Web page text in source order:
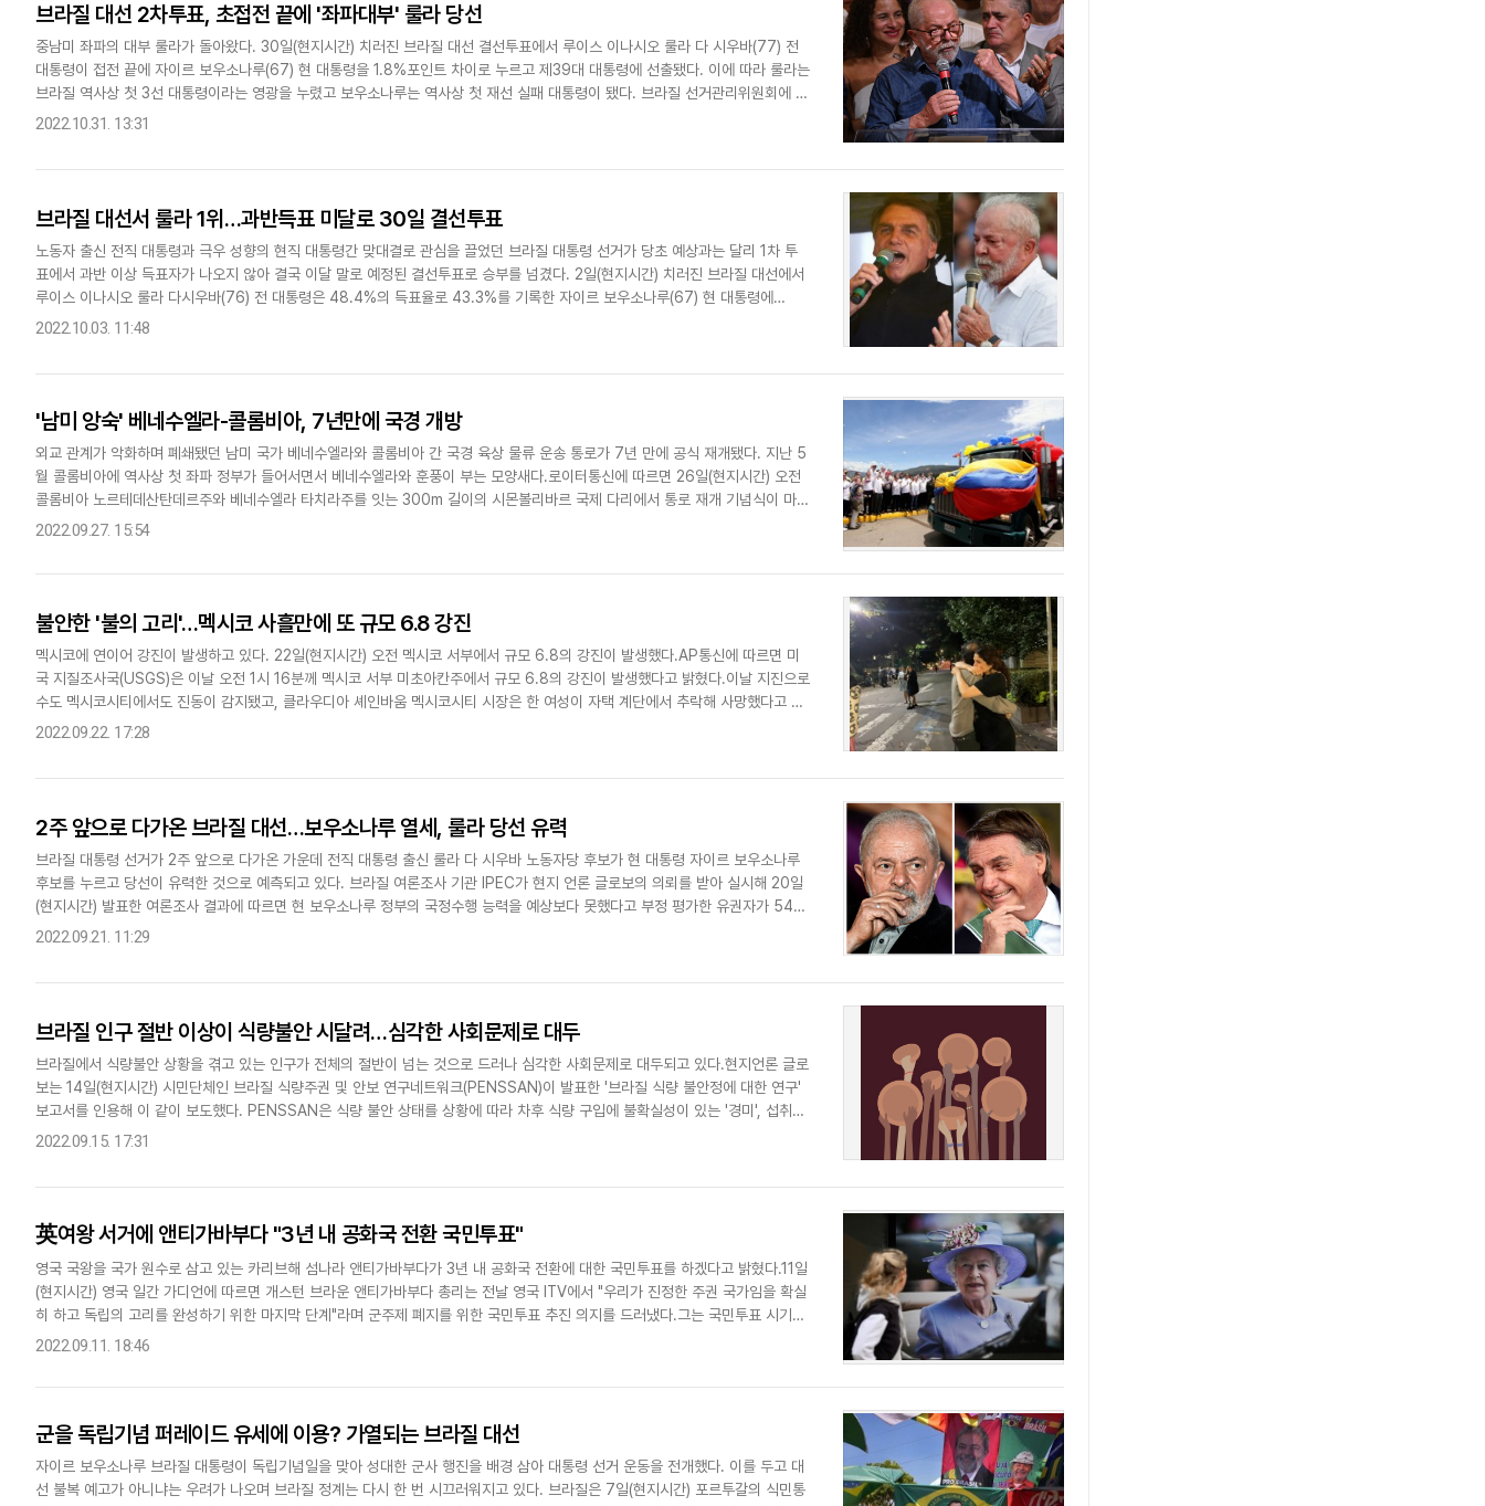
브라질 대선 2차투표, 초접전 끝에 '좌파대부' 룰라 당선
중남미 좌파의 대부 룰라가 돌아왔다. 30일(현지시간) 치러진 브라질 대선 결선투표에서 루이스 이나시오 룰라 다 시우바(77) 전
대통령이 접전 끝에 자이르 보우소나루(67) 현 대통령을 1.8%포인트 차이로 누르고 제39대 대통령에 선출됐다. 이에 따라 룰라는
브라질 역사상 첫 3선 대통령이라는 영광을 누렸고 보우소나루는 역사상 첫 재선 실패 대통령이 됐다. 브라질 선거관리위원회에 따
르면 이날 오후 5시부터 시작된 개표 초반에는 보우소나루..
2022.10.31. 13:31
브라질 대선서 룰라 1위…과반득표 미달로 30일 결선투표
노동자 출신 전직 대통령과 극우 성향의 현직 대통령간 맞대결로 관심을 끌었던 브라질 대통령 선거가 당초 예상과는 달리 1차 투
표에서 과반 이상 득표자가 나오지 않아 결국 이달 말로 예정된 결선투표로 승부를 넘겼다. 2일(현지시간) 치러진 브라질 대선에서
루이스 이나시오 룰라 다시우바(76) 전 대통령은 48.4%의 득표율로 43.3%를 기록한 자이르 보우소나루(67) 현 대통령에
5.1%포인트 차이로 승리했다. 이번 대선에 출마한 총 11명의..
2022.10.03. 11:48
'남미 앙숙' 베네수엘라-콜롬비아, 7년만에 국경 개방
외교 관계가 악화하며 폐쇄됐던 남미 국가 베네수엘라와 콜롬비아 간 국경 육상 물류 운송 통로가 7년 만에 공식 재개됐다. 지난 5
월 콜롬비아에 역사상 첫 좌파 정부가 들어서면서 베네수엘라와 훈풍이 부는 모양새다.로이터통신에 따르면 26일(현지시간) 오전
콜롬비아 노르테데산탄데르주와 베네수엘라 타치라주를 잇는 300m 길이의 시몬볼리바르 국제 다리에서 통로 재개 기념식이 마련
됐다. 구스타보 페트로 콜롬비아 대통령은 직접 시몬 볼리바르 다리를 건..
2022.09.27. 15:54
불안한 '불의 고리'…멕시코 사흘만에 또 규모 6.8 강진
멕시코에 연이어 강진이 발생하고 있다. 22일(현지시간) 오전 멕시코 서부에서 규모 6.8의 강진이 발생했다.AP통신에 따르면 미
국 지질조사국(USGS)은 이날 오전 1시 16분께 멕시코 서부 미초아칸주에서 규모 6.8의 강진이 발생했다고 밝혔다.이날 지진으로
수도 멕시코시티에서도 진동이 감지됐고, 클라우디아 셰인바움 멕시코시티 시장은 한 여성이 자택 계단에서 추락해 사망했다고 전
했다.또 중부에 있는 도시 우루아판에서 건물이 손상됐으며, 미초..
2022.09.22. 17:28
2주 앞으로 다가온 브라질 대선…보우소나루 열세, 룰라 당선 유력
브라질 대통령 선거가 2주 앞으로 다가온 가운데 전직 대통령 출신 룰라 다 시우바 노동자당 후보가 현 대통령 자이르 보우소나루
후보를 누르고 당선이 유력한 것으로 예측되고 있다. 브라질 여론조사 기관 IPEC가 현지 언론 글로보의 의뢰를 받아 실시해 20일
(현지시간) 발표한 여론조사 결과에 따르면 현 보우소나루 정부의 국정수행 능력을 예상보다 못했다고 부정 평가한 유권자가 54%
로 절반을 넘었으며, 긍정 평가 답변은 32%에 불과한 것으로 나..
2022.09.21. 11:29
브라질 인구 절반 이상이 식량불안 시달려…심각한 사회문제로 대두
브라질에서 식량불안 상황을 겪고 있는 인구가 전체의 절반이 넘는 것으로 드러나 심각한 사회문제로 대두되고 있다.현지언론 글로
보는 14일(현지시간) 시민단체인 브라질 식량주권 및 안보 연구네트워크(PENSSAN)이 발표한 '브라질 식량 불안정에 대한 연구'
보고서를 인용해 이 같이 보도했다. PENSSAN은 식량 불안 상태를 상황에 따라 차후 식량 구입에 불확실성이 있는 '경미', 섭취량
이 감소하고 식사 패턴에 영향이 있는 '중등', 금전문제로..
2022.09.15. 17:31
英여왕 서거에 앤티가바부다 "3년 내 공화국 전환 국민투표"
영국 국왕을 국가 원수로 삼고 있는 카리브해 섬나라 앤티가바부다가 3년 내 공화국 전환에 대한 국민투표를 하겠다고 밝혔다.11일
(현지시간) 영국 일간 가디언에 따르면 개스턴 브라운 앤티가바부다 총리는 전날 영국 ITV에서 "우리가 진정한 주권 국가임을 확실
히 하고 독립의 고리를 완성하기 위한 마지막 단계"라며 군주제 폐지를 위한 국민투표 추진 의지를 드러냈다.그는 국민투표 시기를
묻는 질문에 3년 이내에 이뤄질 것이라고 답했다.엘리자베스 2세..
2022.09.11. 18:46
군을 독립기념 퍼레이드 유세에 이용? 가열되는 브라질 대선
자이르 보우소나루 브라질 대통령이 독립기념일을 맞아 성대한 군사 행진을 배경 삼아 대통령 선거 운동을 전개했다. 이를 두고 대
선 불복 예고가 아니냐는 우려가 나오며 브라질 정계는 다시 한 번 시끄러워지고 있다. 브라질은 7일(현지시간) 포르투갈의 식민통